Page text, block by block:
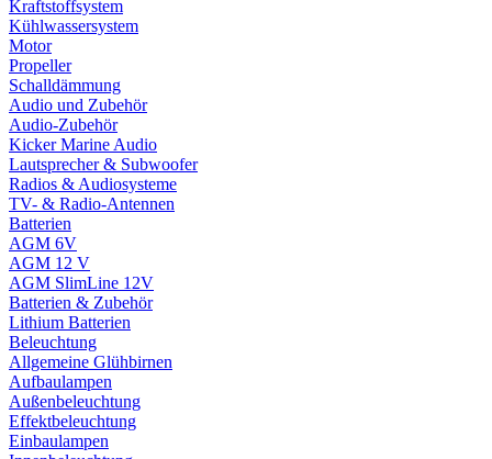
Kraftstoffsystem
Kühlwassersystem
Motor
Propeller
Schalldämmung
Audio und Zubehör
Audio-Zubehör
Kicker Marine Audio
Lautsprecher & Subwoofer
Radios & Audiosysteme
TV- & Radio-Antennen
Batterien
AGM 6V
AGM 12 V
AGM SlimLine 12V
Batterien & Zubehör
Lithium Batterien
Beleuchtung
Allgemeine Glühbirnen
Aufbaulampen
Außenbeleuchtung
Effektbeleuchtung
Einbaulampen